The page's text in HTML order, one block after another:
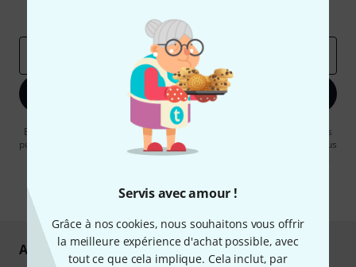
Servis avec amour !
Grâce à nos cookies, nous souhaitons vous offrir
la meilleure expérience d'achat possible, avec
tout ce que cela implique. Cela inclut, par
Articles inspirants
Deals
S'inscrire maintenant
En cliquant sur "S'inscrire maintenant", vous acceptez de recevoir des
publicités par e-mail. La désinscription est possible à tout moment. Vous
pouvez trouver plus d'informations à ce sujet dans notre
* Requis
Achetez et payez en toute sécurité